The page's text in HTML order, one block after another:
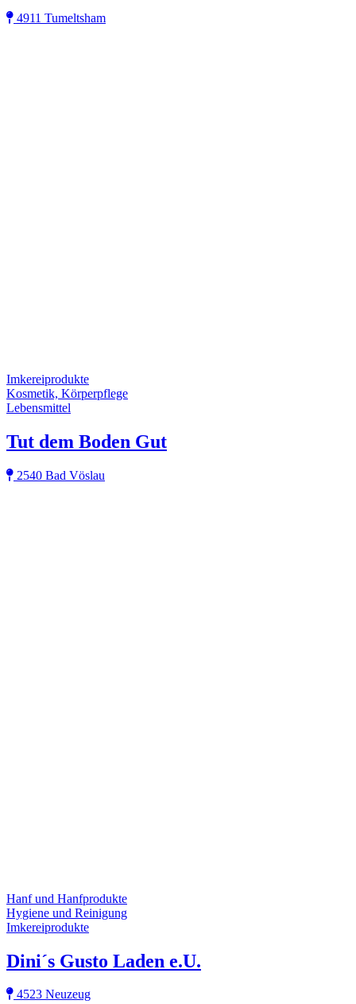
4911 Tumeltsham
Imkereiprodukte
Kosmetik, Körperpflege
Lebensmittel
Tut dem Boden Gut
2540 Bad Vöslau
Hanf und Hanfprodukte
Hygiene und Reinigung
Imkereiprodukte
Dini´s Gusto Laden e.U.
4523 Neuzeug